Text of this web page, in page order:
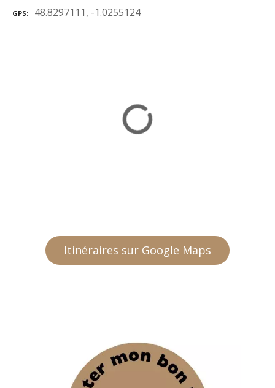
GPS 48.8297111, -1.0255124
Itinéraires sur Google Maps